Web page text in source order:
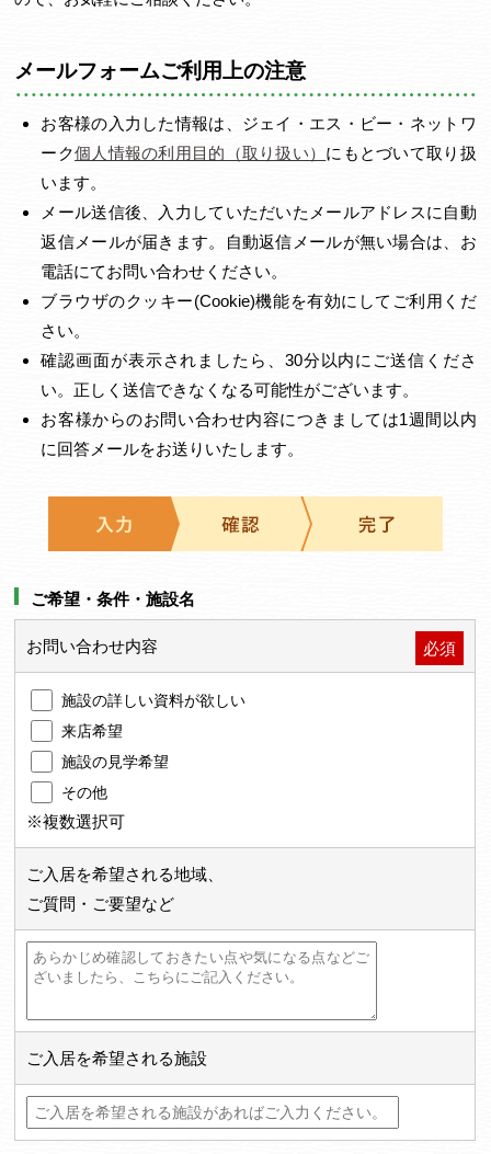
メールフォームご利用上の注意
お客様の入力した情報は、ジェイ・エス・ビー・ネットワ
ーク個人情報の利用目的（取り扱い） にもとづいて取り扱
います。
メール送信後、入力していただいたメールアドレスに自動
返信メールが届きます。自動返信メールが無い場合は、お
電話にてお問い合わせください。
ブラウザのクッキー(Cookie)機能を有効にしてご利用くだ
さい。
確認画面が表示されましたら、30分以内にご送信くださ
い。正しく送信できなくなる可能性がございます。
お客様からのお問い合わせ内容につきましては1週間以内
に回答メールをお送りいたします。
ご希望・条件・施設名
お問い合わせ内容 必須
施設の詳しい資料が欲しい
来店希望
施設の見学希望
その他
※複数選択可
ご入居を希望される地域、
ご質問・ご要望など
ご入居を希望される施設